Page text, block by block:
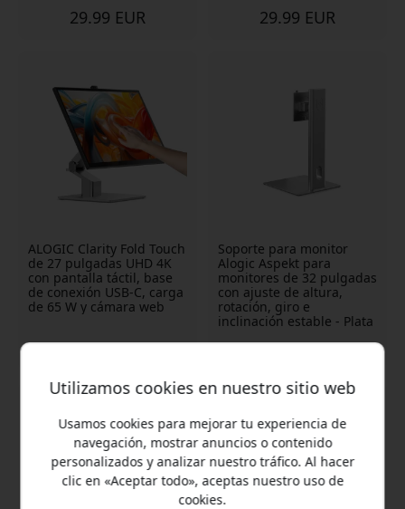
29.99 EUR 29.99 EUR
ALOGIC Clarity Fold Touch
de 27 pulgadas UHD 4K
con pantalla táctil, base
de conexión USB-C, carga
de 65 W y cámara web
1 299.99 EUR
Soporte para monitor
Alogic Aspekt para
monitores de 32 pulgadas
con ajuste de altura,
rotación, giro e
inclinación estable - Plata
59.99 EUR
Utilizamos cookies en nuestro sitio web
Usamos cookies para mejorar tu experiencia de
navegación, mostrar anuncios o contenido
personalizados y analizar nuestro tráfico. Al hacer
clic en «Aceptar todo», aceptas nuestro uso de
cookies.